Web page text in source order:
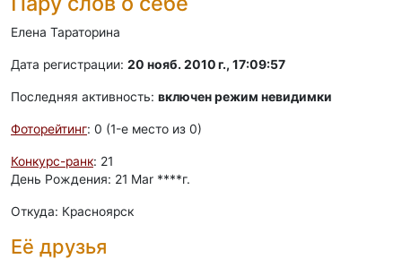
Елена Тараторина
Дата регистрации: 20 нояб. 2010 г., 17:09:57
Последняя активность: включен режим невидимки
Фоторейтинг: 0 (1-e место из 0)
Конкурс-ранк: 21
День Рождения: 21 Mar ****г.
Откуда: Красноярск
Её друзья